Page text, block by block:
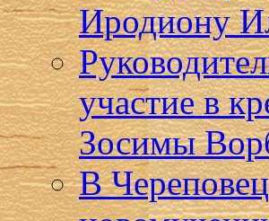
Иродиону
участие в
Зосимы
В